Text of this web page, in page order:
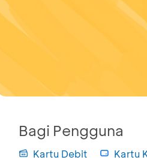
Bagi Pengguna
Kartu Debit Kartu